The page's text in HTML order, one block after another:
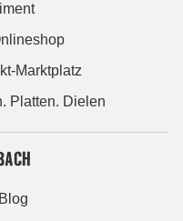
Marktplatz
Platten. Dielen